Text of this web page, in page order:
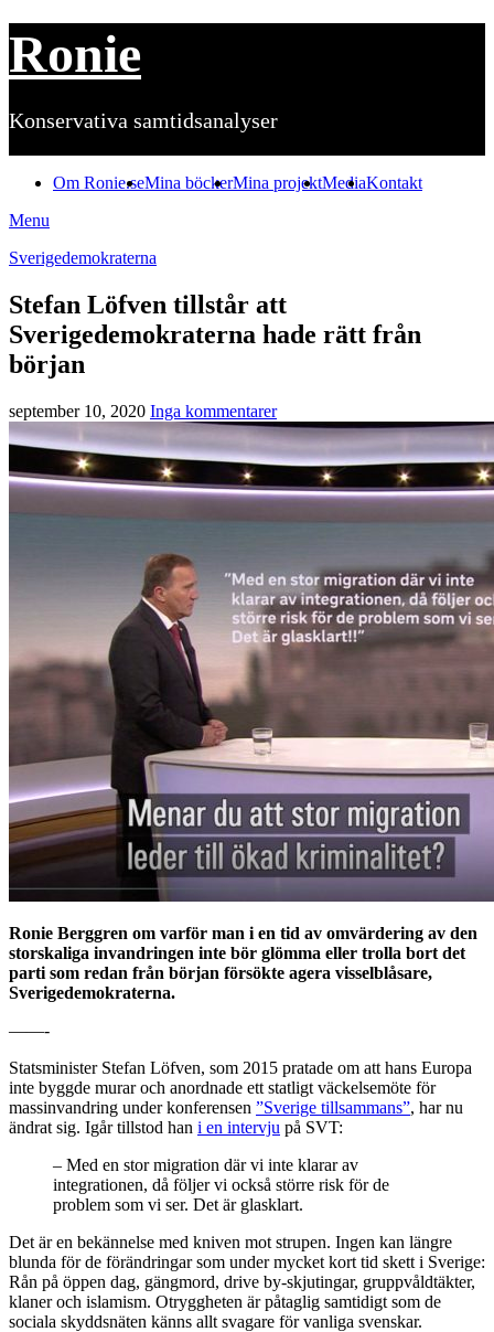
Ronie
Konservativa samtidsanalyser
Om Ronie.seMina böckerMina projektMediaKontakt
Menu
Sverigedemokraterna
Stefan Löfven tillstår att
Sverigedemokraterna hade rätt från
början
september 10, 2020 Inga kommentarer
Ronie Berggren om varför man i en tid av omvärdering av den
storskaliga invandringen inte bör glömma eller trolla bort det
parti som redan från början försökte agera visselblåsare,
Sverigedemokraterna.
——-
Statsminister Stefan Löfven, som 2015 pratade om att hans Europa
inte byggde murar och anordnade ett statligt väckelsemöte för
massinvandring under konferensen ”Sverige tillsammans”, har nu
ändrat sig. Igår tillstod han i en intervju på SVT:
– Med en stor migration där vi inte klarar av
integrationen, då följer vi också större risk för de
problem som vi ser. Det är glasklart.
Det är en bekännelse med kniven mot strupen. Ingen kan längre
blunda för de förändringar som under mycket kort tid skett i Sverige:
Rån på öppen dag, gängmord, drive by-skjutingar, gruppvåldtäkter,
klaner och islamism. Otryggheten är påtaglig samtidigt som de
sociala skyddsnäten känns allt svagare för vanliga svenskar.